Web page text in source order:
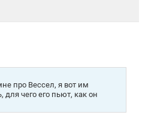
про Вессел, я вот им
для чего его пьют, как он